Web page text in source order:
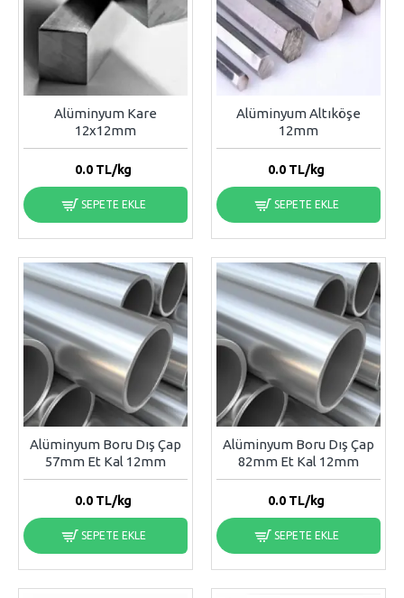
Alüminyum Kare
12x12mm
0.0TL/kg
SEPETE EKLE
Alüminyum Altıköşe
12mm
0.0TL/kg
SEPETE EKLE
Alüminyum Boru Dış Çap
57mm Et Kal 12mm
0.0TL/kg
SEPETE EKLE
Alüminyum Boru Dış Çap
82mm Et Kal 12mm
0.0TL/kg
SEPETE EKLE